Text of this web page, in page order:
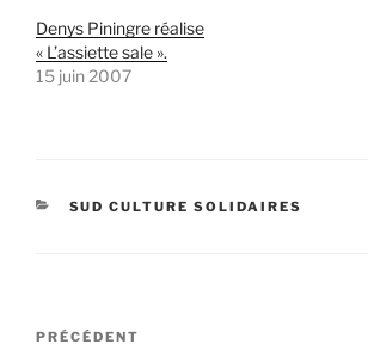
Denys Piningre réalise
« L’assiette sale ».
15 juin 2007
CATÉGORIES
SUD CULTURE SOLIDAIRES
Navigation
Article
PRÉCÉDENT